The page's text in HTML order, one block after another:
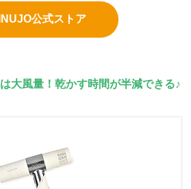
公式ストア
大風量！乾かす時間が半減できる♪